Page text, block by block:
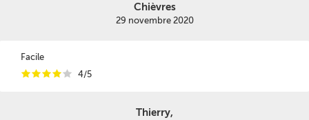
Chièvres
29 novembre 2020
Facile
iiiii 4/5
Thierry,